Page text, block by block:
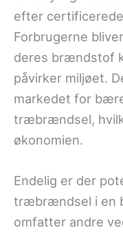
efter
Forbrugerne
deres brændstof
påvirker miljøet.
markedet for
træbrændsel,
økonomien.
Endelig er der
træbrændsel i en
omfatter andre